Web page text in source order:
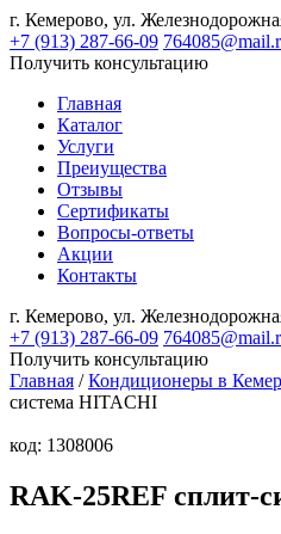
г. Кемерово, ул.
+7 (913) 287-66-09
Получить консультацию
Главная
Каталог
Услуги
Преиущества
Отзывы
Сертификаты
Вопросы-ответы
Акции
Контакты
г. Кемерово, ул.
+7 (913) 287-66-09
Получить консультацию
Главная /Кондиционеры в
система HITACHI
код: 1308006
RAK-25REF сплит-